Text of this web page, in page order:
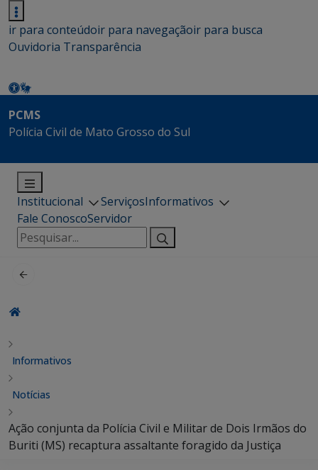
ir para conteúdoir para navegaçãoir para busca
Ouvidoria Transparência
PCMS
Polícia Civil de Mato Grosso do Sul
Institucional ServiçosInformativos
Fale ConoscoServidor
Pesquisar
por:
Informativos
Notícias
Ação conjunta da Polícia Civil e Militar de Dois Irmãos do
Buriti (MS) recaptura assaltante foragido da Justiça